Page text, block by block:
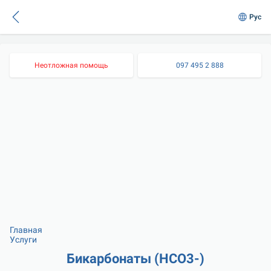
Рус
Неотложная помощь 097 495 2 888
Главная
Услуги
Бикарбонаты (HСО3-)